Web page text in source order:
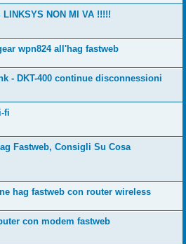
LINKSYS NON MI VA !!!!!
wpn824 all'hag fastweb
- DKT-400 continue disconnessioni
fi
Fastweb, Consigli Su Cosa
hag fastweb con router wireless
con modem fastweb